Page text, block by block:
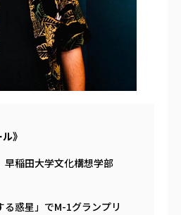
》
早稲田大学文化構想学部
る惑星」でM-1グランプリ